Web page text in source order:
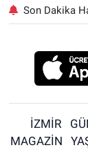
Son Dakika
İZMİR
MAGAZİN